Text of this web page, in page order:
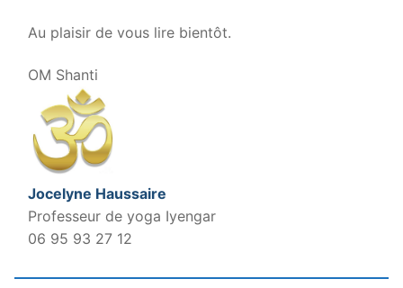
Au plaisir de vous lire bientôt.
OM Shanti
Jocelyne Haussaire
Professeur de yoga Iyengar
06 95 93 27 12